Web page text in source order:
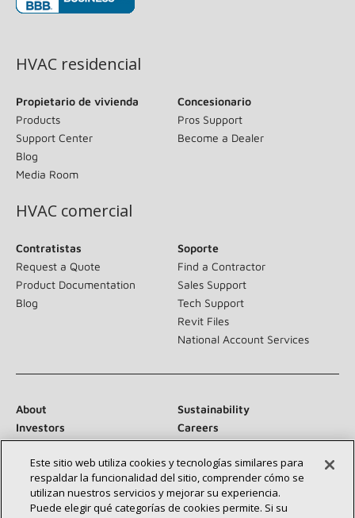
HVAC residencial
Propietario de vivienda
Products
Support Center
Blog
Media Room
Concesionario
Pros Support
Become a Dealer
HVAC comercial
Contratistas
Request a Quote
Product Documentation
Blog
Soporte
Find a Contractor
Sales Support
Tech Support
Revit Files
National Account Services
About
Sustainability
Investors
Careers
Newsroom
Este sitio web utiliza cookies y tecnologías similares para
respaldar la funcionalidad del sitio, comprender cómo se
utilizan nuestros servicios y mejorar su experiencia.
Puede elegir qué categorías de cookies permite. Si su